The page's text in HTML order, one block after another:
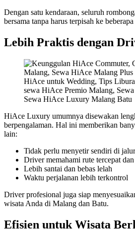
Dengan satu kendaraan, seluruh
bersama tanpa harus terpisah ke
Lebih Praktis dengan
HiAce Luxury umumnya disewakan
berpengalaman. Hal ini memberikan
lain:
Tidak perlu menyetir sendiri di
Driver memahami rute tercepat dan
Lebih santai dan bebas lelah
Waktu perjalanan lebih terkontrol
Driver profesional juga siap
wisata Anda di Malang dan Batu.
Efisien untuk Wisata